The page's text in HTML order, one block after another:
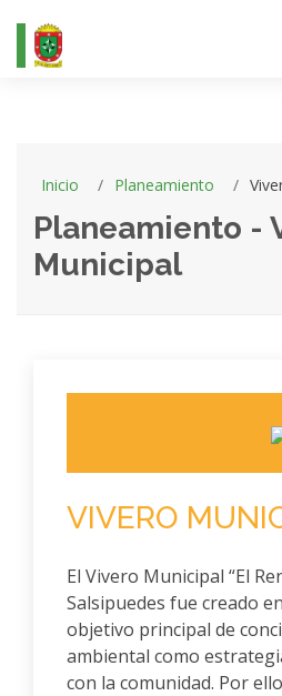
Inicio Planeamiento
Planeamiento -
Municipal
VIVERO
El Vivero Municipal “El
Salsipuedes fue creado
objetivo principal de
ambiental como
con la comunidad. Por